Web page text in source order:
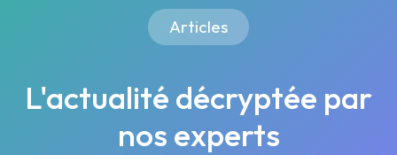
Articles
L'actualité décryptée par
nos experts